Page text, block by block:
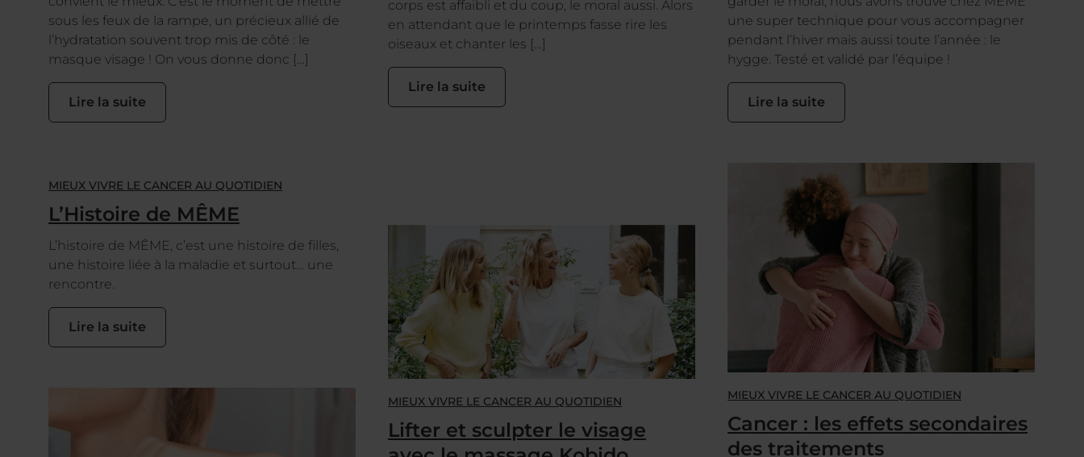
sous les feux de la rampe, un précieux allié de
l’hydratation souvent trop mis de côté : le
masque visage ! On vous donne donc […]
Lire la suite
corps est affaibli et du coup, le moral aussi. Alors
en attendant que le printemps fasse rire les
oiseaux et chanter les […]
Lire la suite
une super technique pour vous accompagner
pendant l’hiver mais aussi toute l’année : le
hygge. Testé et validé par l’équipe !
Lire la suite
MIEUX VIVRE LE CANCER AU QUOTIDIEN
Lifter et sculpter le visage
MIEUX VIVRE LE CANCER AU QUOTIDIEN
Cancer : les effets secondaires
des traitements
MIEUX VIVRE LE CANCER AU QUOTIDIEN
L’Histoire de MÊME
L’histoire de MÊME, c’est une histoire de filles,
une histoire liée à la maladie et surtout… une
rencontre.
Lire la suite